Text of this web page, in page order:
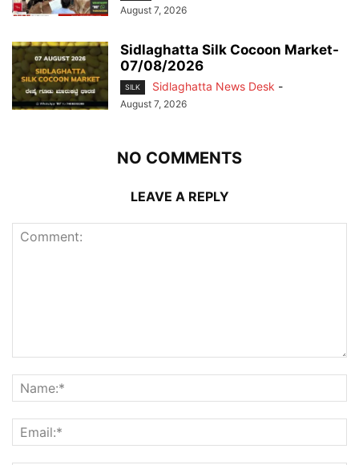
August 7, 2026
Sidlaghatta Silk Cocoon Market-
07/08/2026
SILK Sidlaghatta News Desk -
August 7, 2026
NO COMMENTS
LEAVE A REPLY